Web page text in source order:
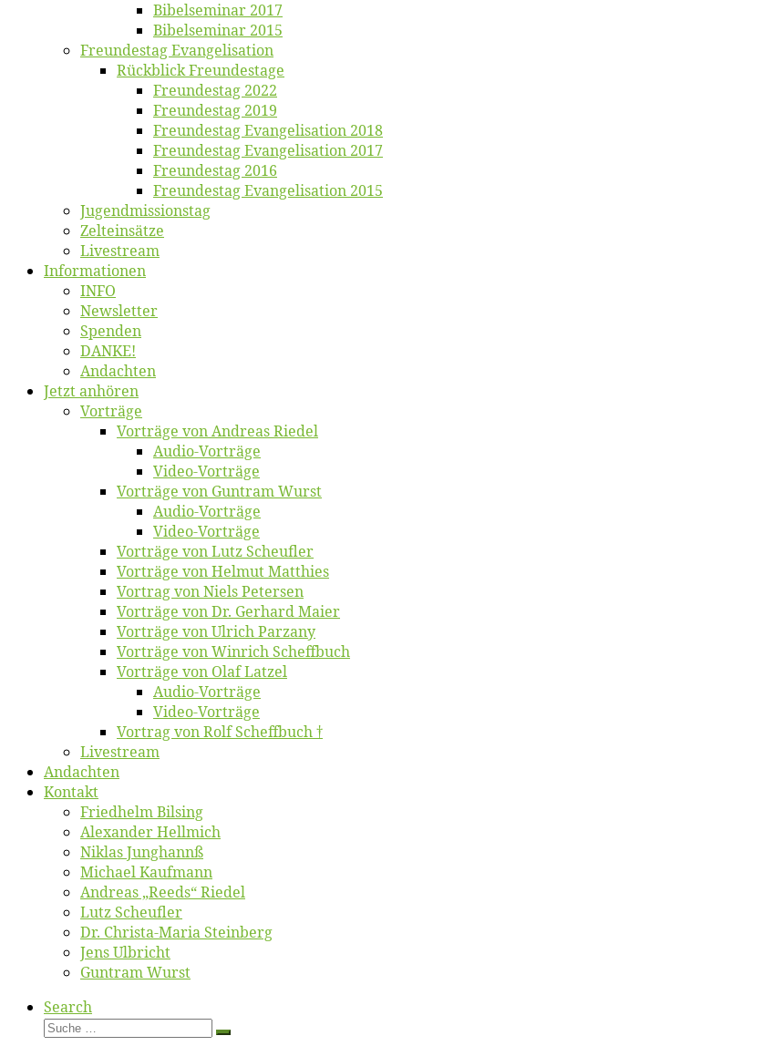
Bibelsemi­nar 2017
Bibelsemi­nar 2015
Freun­des­tag Evangelisation
Rück­blick Freundestage
Freun­des­tag 2022
Freun­des­tag 2019
Freun­des­tag Evan­ge­li­sa­ti­on 2018
Freun­des­tag Evan­ge­li­sa­ti­on 2017
Freun­des­tag 2016
Freun­des­tag Evan­ge­li­sa­ti­on 2015
Jugend­mis­sions­tag
Zelt­ein­sät­ze
Live­stream
Informatio­nen
INFO
News­let­ter
Spen­den
DANKE!
An­dach­ten
Jetzt an­hö­ren
Vor­trä­ge
Vor­trä­ge von An­dre­as Riedel
Au­dio-Vor­trä­ge
Vi­deo-Vor­trä­ge
Vor­trä­ge von Gun­tram Wurst
Au­dio-Vor­trä­ge
Vi­deo-Vor­trä­ge
Vor­trä­ge von Lutz Scheufler
Vor­trä­ge von Hel­mut Matthies
Vor­trag von Niels Petersen
Vor­trä­ge von Dr. Ger­hard Maier
Vor­trä­ge von Ul­rich Parzany
Vor­trä­ge von Win­rich Scheffbuch
Vor­trä­ge von Olaf Latzel
Au­dio-Vor­trä­ge
Vi­deo-Vor­trä­ge
Vor­trag von Rolf Scheffbuch †
Live­stream
An­dach­ten
Kon­takt
Fried­helm Bilsing
Alex­an­der Hellmich
Ni­klas Junghannß
Mi­cha­el Kaufmann
An­dre­as „Reeds“ Riedel
Lutz Scheuf­ler
Dr. Chris­­ta-Ma­ria Steinberg
Jens Ulb­richt
Gun­tram Wurst
Search
Suche
Suche